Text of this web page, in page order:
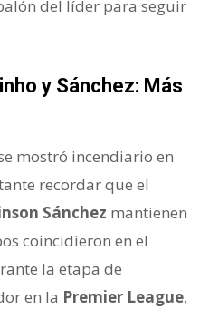
del líder para seguir
y Sánchez: Más
mostró incendiario en
recordar que el
Sánchez mantienen
coincidieron en el
la etapa de
en la Premier League,